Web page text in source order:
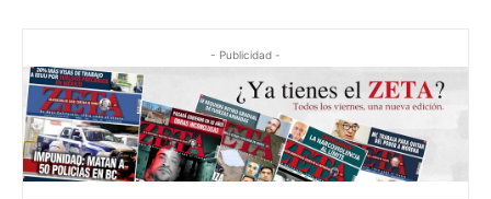
- Publicidad -